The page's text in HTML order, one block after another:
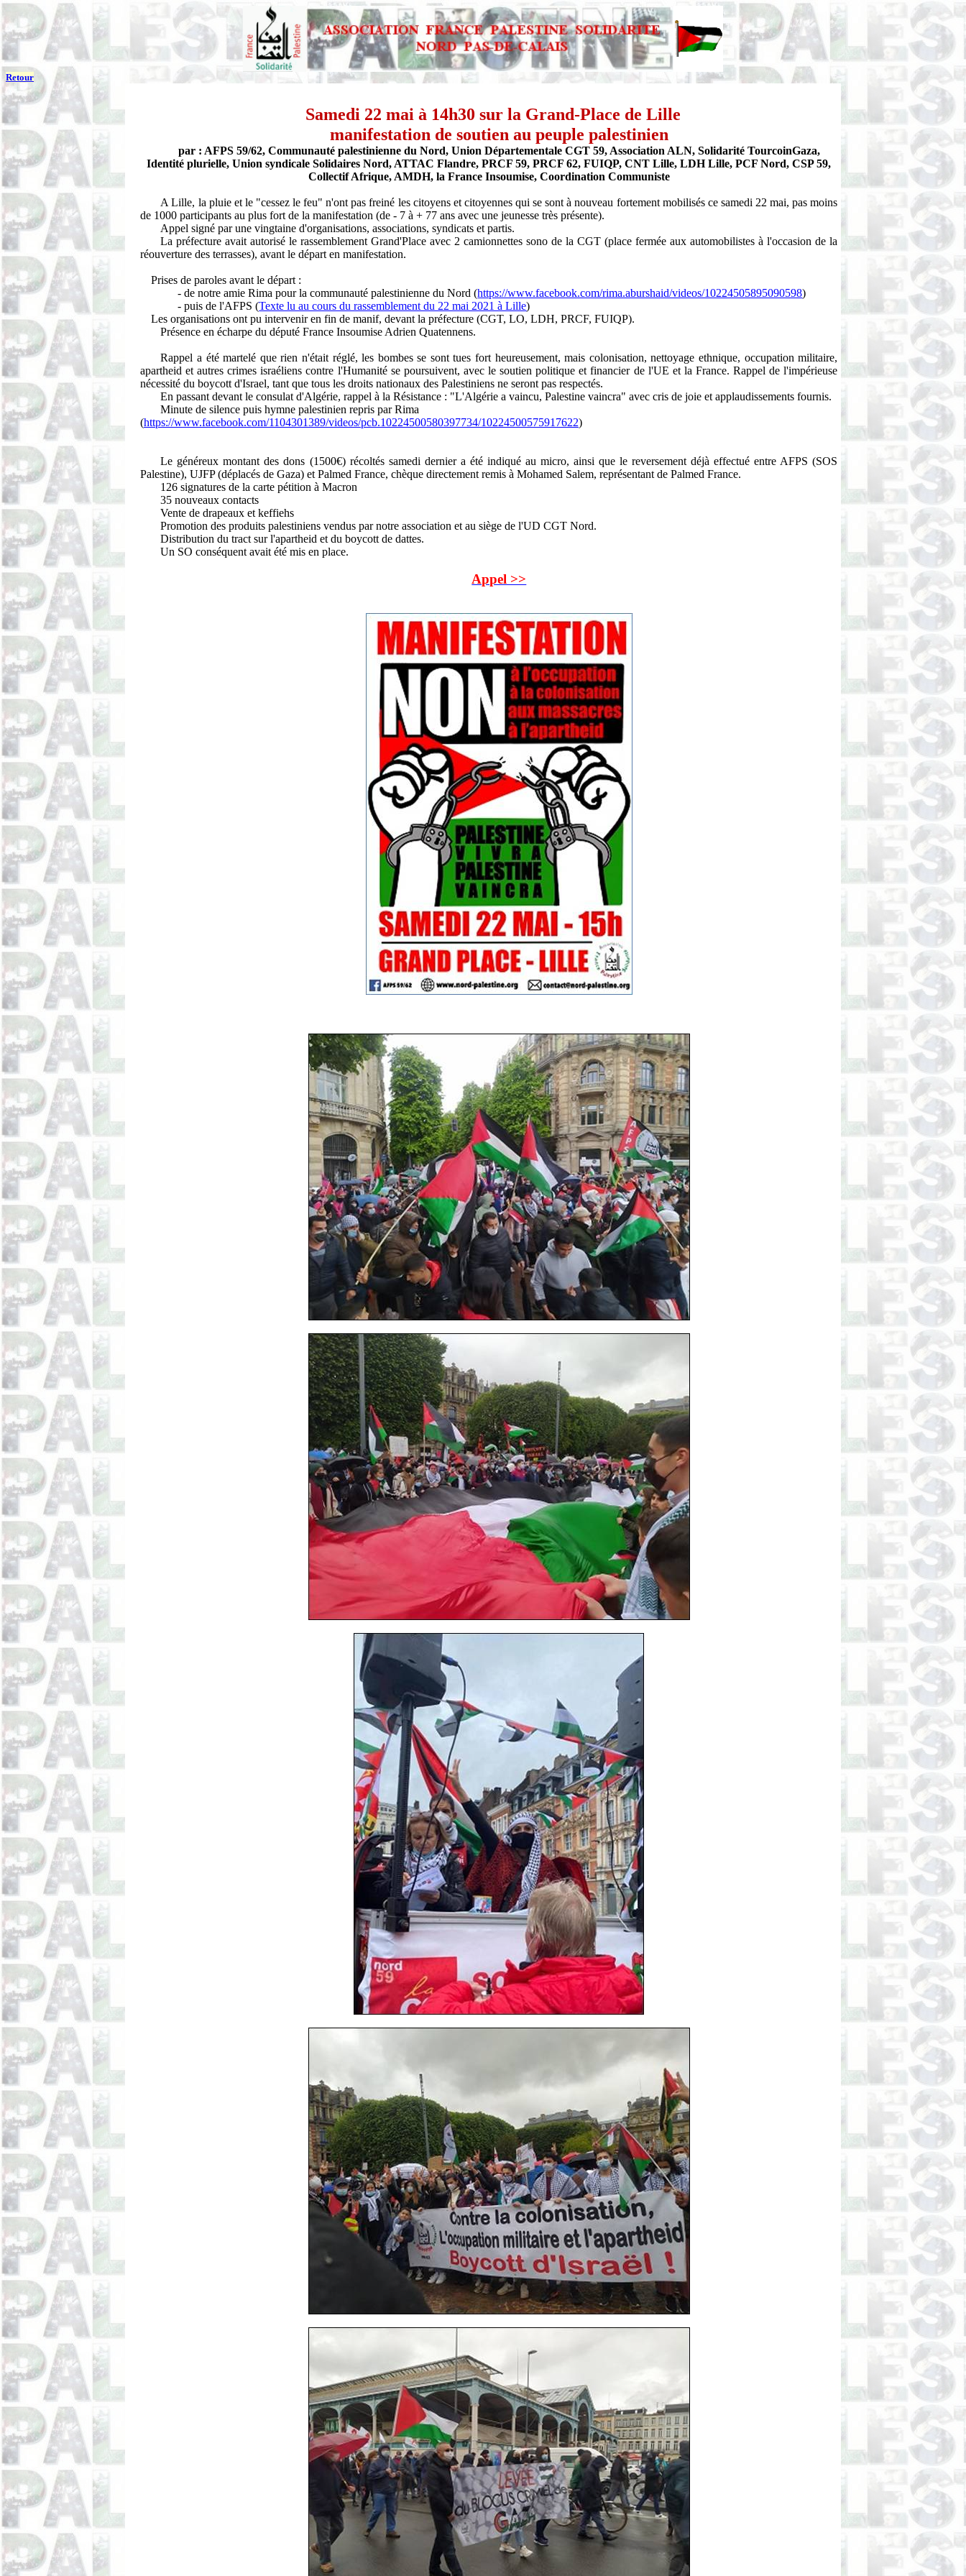
Retour
Samedi 22 mai à 14h30 sur la Grand-Place de Lille
manifestation de soutien au peuple palestinien
par : AFPS 59/62, Communauté palestinienne du Nord, Union Départementale CGT 59, Association ALN, Solidarité TourcoinGaza,
Identité plurielle, Union syndicale Solidaires Nord, ATTAC Flandre, PRCF 59, PRCF 62, FUIQP, CNT Lille, LDH Lille, PCF Nord, CSP 59,
Collectif Afrique, AMDH, la France Insoumise, Coordination Communiste
A Lille, la pluie et le "cessez le feu" n'ont pas freiné les citoyens et citoyennes qui se sont à nouveau fortement mobilisés ce samedi 22 mai, pas moins
de 1000 participants au plus fort de la manifestation (de - 7 à + 77 ans avec une jeunesse très présente).
Appel signé par une vingtaine d'organisations, associations, syndicats et partis.
La préfecture avait autorisé le rassemblement Grand'Place avec 2 camionnettes sono de la CGT (place fermée aux automobilistes à l'occasion de la
réouverture des terrasses), avant le départ en manifestation.
Prises de paroles avant le départ :
- de notre amie Rima pour la communauté palestinienne du Nord (https://www.facebook.com/rima.aburshaid/videos/10224505895090598)
- puis de l'AFPS (Texte lu au cours du rassemblement du 22 mai 2021 à Lille)
Les organisations ont pu intervenir en fin de manif, devant la préfecture (CGT, LO, LDH, PRCF, FUIQP).
Présence en écharpe du député France Insoumise Adrien Quatennens.
Rappel a été martelé que rien n'était réglé, les bombes se sont tues fort heureusement, mais colonisation, nettoyage ethnique, occupation militaire,
apartheid et autres crimes israéliens contre l'Humanité se poursuivent, avec le soutien politique et financier de l'UE et la France. Rappel de l'impérieuse
nécessité du boycott d'Israel, tant que tous les droits nationaux des Palestiniens ne seront pas respectés.
En passant devant le consulat d'Algérie, rappel à la Résistance : "L'Algérie a vaincu, Palestine vaincra" avec cris de joie et applaudissements fournis.
Minute de silence puis hymne palestinien repris par Rima
(https://www.facebook.com/1104301389/videos/pcb.10224500580397734/10224500575917622)
Le généreux montant des dons (1500€) récoltés samedi dernier a été indiqué au micro, ainsi que le reversement déjà effectué entre AFPS (SOS
Palestine), UJFP (déplacés de Gaza) et Palmed France, chèque directement remis à Mohamed Salem, représentant de Palmed France.
126 signatures de la carte pétition à Macron
35 nouveaux contacts
Vente de drapeaux et keffiehs
Promotion des produits palestiniens vendus par notre association et au siège de l'UD CGT Nord.
Distribution du tract sur l'apartheid et du boycott de dattes.
Un SO conséquent avait été mis en place.
Appel >>